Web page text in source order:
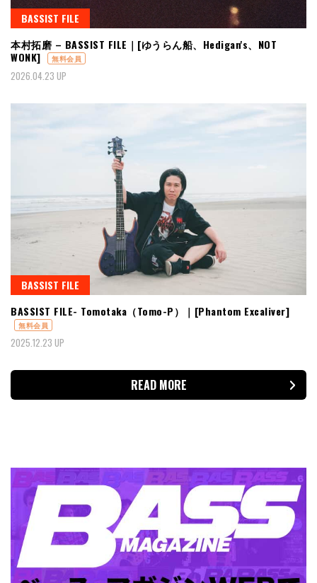
BASSIST FILE
本村拓磨 – BASSIST FILE｜[ゆうらん船、Hedigan's、NOT
WONK]
無料会員
2026.04.23 UP
BASSIST FILE
BASSIST FILE- Tomotaka（Tomo-P）｜[Phantom Excaliver]
無料会員
2025.12.23 UP
READ MORE